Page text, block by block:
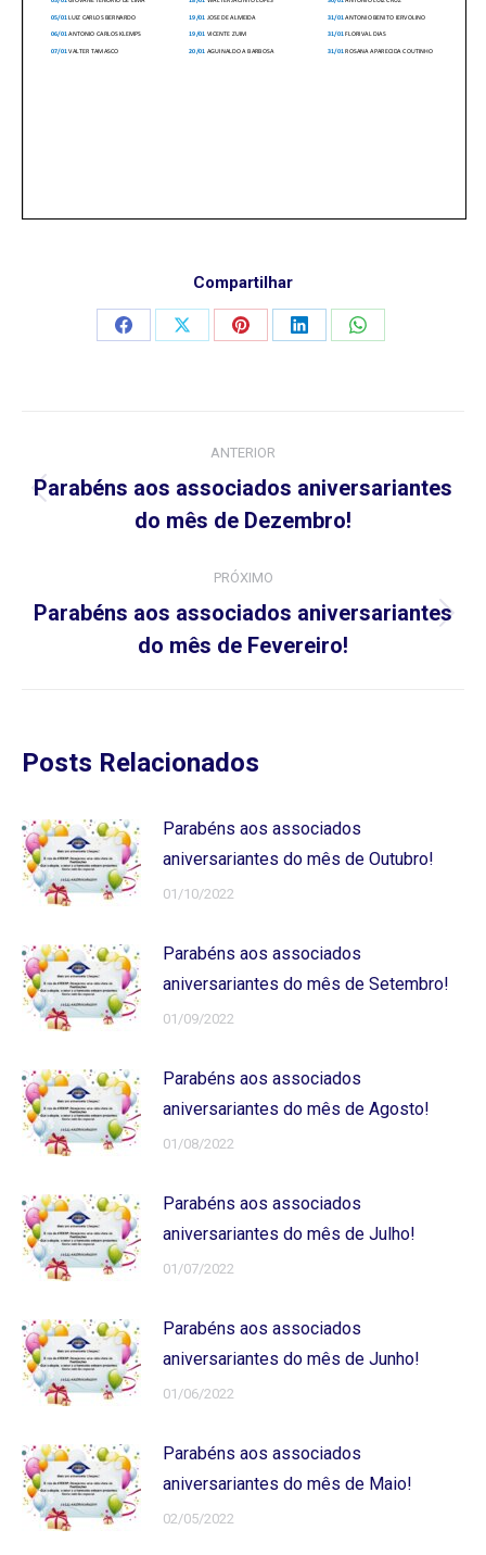
Compartilhar
CompartilharCompartilharCompartilharCompartilharCompartilhar
de
ANTERIOR
Post
anterior:
Parabéns aos associados aniversariantes
do mês de Dezembro!
PRÓXIMO
Próximo
post:
Parabéns aos associados aniversariantes
do mês de Fevereiro!
Posts Relacionados
Parabéns aos associados
aniversariantes do mês de Outubro!
01/10/2022
Parabéns aos associados
aniversariantes do mês de Setembro!
01/09/2022
Parabéns aos associados
aniversariantes do mês de Agosto!
01/08/2022
Parabéns aos associados
aniversariantes do mês de Julho!
01/07/2022
Parabéns aos associados
aniversariantes do mês de Junho!
01/06/2022
Parabéns aos associados
aniversariantes do mês de Maio!
02/05/2022